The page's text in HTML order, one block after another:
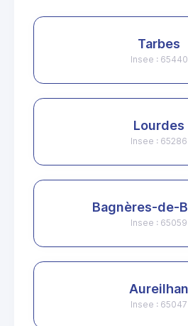
Tarbes
Insee : 65440
Lourdes
Insee : 65286
Bagnères-de-
Insee : 65059
Aureilhan
Insee : 65047